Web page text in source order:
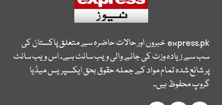
express.pkخبروں اور حالات حاضرہ سے متعلق پاکستان کی
سب سے زیادہ وزٹ کی جانے والی ویب سائٹ ہے۔ اس ویب سائٹ
پر شائع شدہ تمام مواد کے جملہ حقوق بحق ایکسپریس میڈیا
گروپ محفوظ ہیں۔